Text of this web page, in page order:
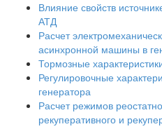
Влияние свойств
АТД
Расчет
асинхронной машины в
Тормозные
Регулировочные
генератора
Расчет режимов
рекуперативного и